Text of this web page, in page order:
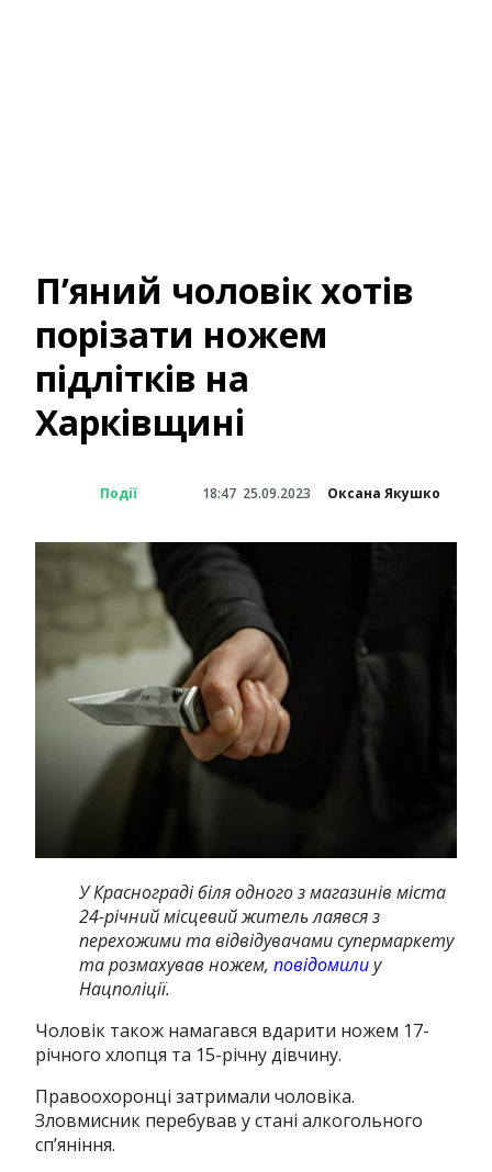
П’яний чоловік хотів
порізати ножем
підлітків на
Харківщині
Події 18:47 25.09.2023 Оксана Якушко
У Краснограді біля одного з магазинів міста
24-річний місцевий житель лаявся з
перехожими та відвідувачами супермаркету
та розмахував ножем,повідомилиу
Нацполіції.
Чоловік також намагався вдарити ножем 17-
річного хлопця та 15-річну дівчину.
Правоохоронці затримали чоловіка.
Зловмисник перебував у стані алкогольного
сп’яніння.